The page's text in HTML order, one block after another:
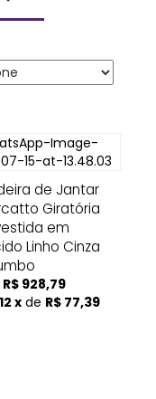
de Jantar
Giratória
em
Linho Cinza
R$ 928,79
12 x de R$ 77,39